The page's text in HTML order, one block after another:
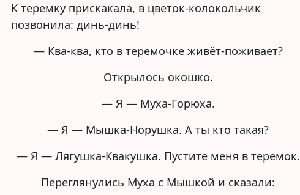
К теремку прискакала, в цветок-колокольчик
позвонила: динь-динь!
— Ква-ква, кто в теремочке живёт-поживает?
Открылось окошко.
— Я — Муха-Горюха.
— Я — Мышка-Норушка. А ты кто такая?
— Я — Лягушка-Квакушка. Пустите меня в теремок.
Переглянулись Муха с Мышкой и сказали: